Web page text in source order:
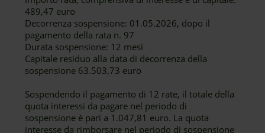
489,47 euro
Decorrenza sospensione: 01.05.2026, dopo il
pagamento della rata n. 97
Durata sospensione: 12 mesi
Capitale residuo alla data di decorrenza della
sospensione 63.503,73 euro
Sospendendo il pagamento di 12 rate, il totale della
quota interessi da pagare nel periodo di
sospensione è pari a 1.047,81 euro. La quota
interesse da rimborsare nel periodo di sospensione